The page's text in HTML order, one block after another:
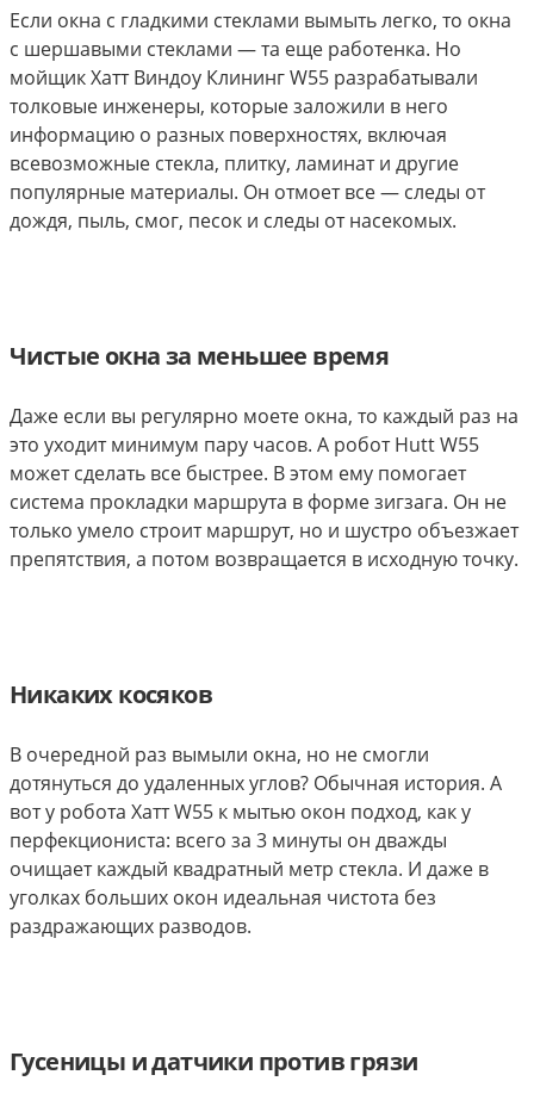
Если окна с гладкими стеклами вымыть легко, то окна
с шершавыми стеклами — та еще работенка. Но
мойщик Хатт Виндоу Клининг W55 разрабатывали
толковые инженеры, которые заложили в него
информацию о разных поверхностях, включая
всевозможные стекла, плитку, ламинат и другие
популярные материалы. Он отмоет все — следы от
дождя, пыль, смог, песок и следы от насекомых.
Чистые окна за меньшее время
Даже если вы регулярно моете окна, то каждый раз на
это уходит минимум пару часов. А робот Hutt W55
может сделать все быстрее. В этом ему помогает
система прокладки маршрута в форме зигзага. Он не
только умело строит маршрут, но и шустро объезжает
препятствия, а потом возвращается в исходную точку.
Никаких косяков
В очередной раз вымыли окна, но не смогли
дотянуться до удаленных углов? Обычная история. А
вот у робота Хатт W55 к мытью окон подход, как у
перфекциониста: всего за 3 минуты он дважды
очищает каждый квадратный метр стекла. И даже в
уголках больших окон идеальная чистота без
раздражающих разводов.
Гусеницы и датчики против грязи